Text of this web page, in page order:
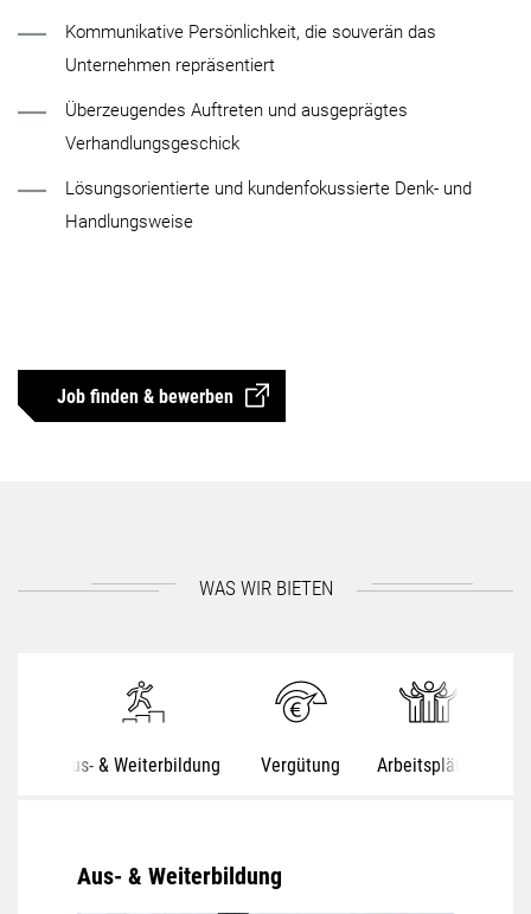
Kommunikative Persönlichkeit, die souverän das
Unternehmen repräsentiert
Überzeugendes Auftreten und ausgeprägtes
Verhandlungsgeschick
Lösungsorientierte und kundenfokussierte Denk- und
Handlungsweise
Job finden & bewerben
WAS WIR BIETEN
Aus- & Weiterbildung Vergütung Arbeitsplätze
Aus- & Weiterbildung